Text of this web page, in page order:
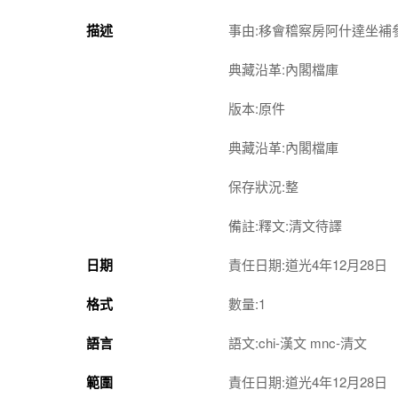
描述 事由:移會稽察房阿什達坐補
典藏沿革:內閣檔庫
版本:原件
典藏沿革:內閣檔庫
保存狀況:整
備註:釋文:清文待譯
日期 責任日期:道光4年12月28日
格式 數量:1
語言 語文:chi-漢文 mnc-清文
範圍 責任日期:道光4年12月28日